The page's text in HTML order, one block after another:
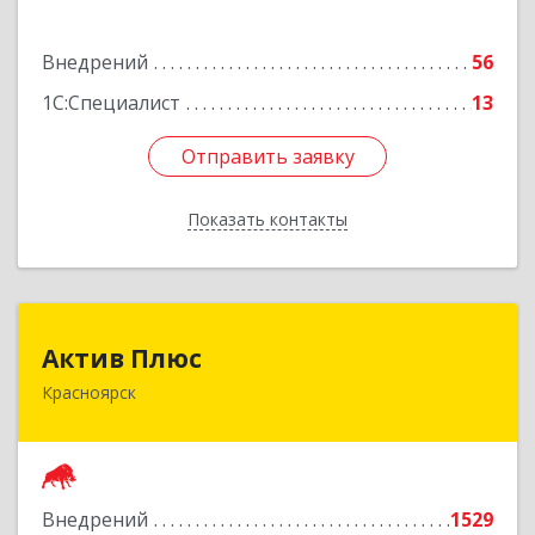
Внедрений
56
1С:Специалист
13
Отправить заявку
Показать контакты
Отправить заявку
Назад
Актив Плюс
Красноярск
Внедрений 1529
660017, Красноярский край, Красноярск г,